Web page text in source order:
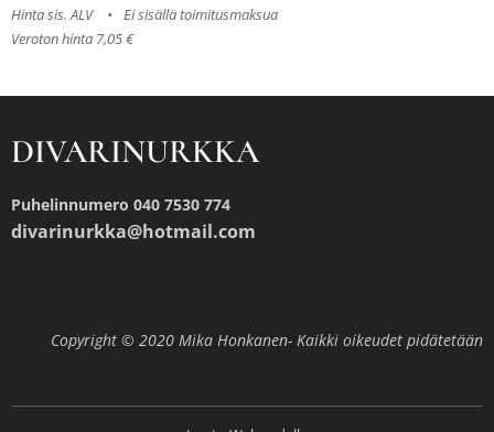
Hinta sis. ALV
Ei sisällä toimitusmaksua
Veroton hinta 7,05 €
DIVARINURKKA
Puhelinnumero 040 7530 774
divarinurkka@hotmail.com
Copyright © 2020 Mika Honkanen- Kaikki oikeudet pidätetään